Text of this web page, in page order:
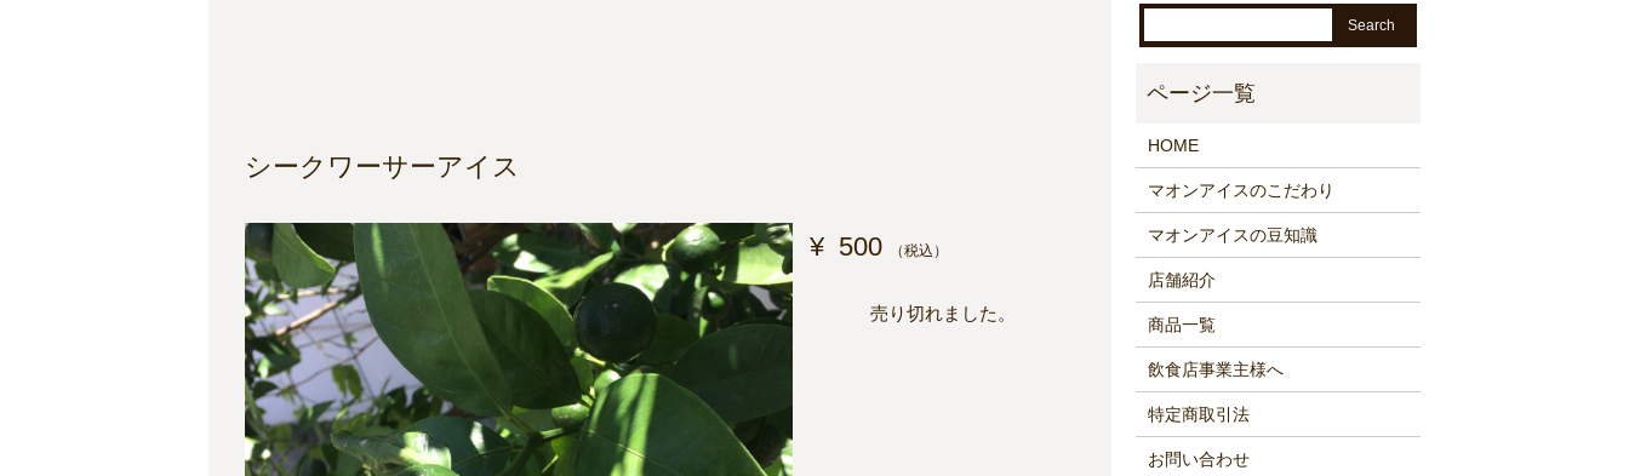
シークワーサーアイス
¥ 500 （税込）
売り切れました。
HOME
マオンアイスのこだわり
マオンアイスの豆知識
店舗紹介
商品一覧
飲食店事業主様へ
特定商取引法
お問い合わせ